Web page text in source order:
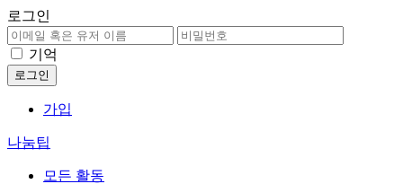
로그인
기억
가입
나눔팁
모든 활동